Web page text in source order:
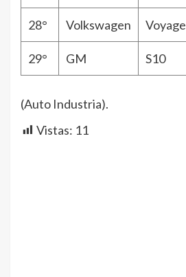
28° Volkswagen Voyage
29° GM S10
(Auto Industria).
Vistas: 11